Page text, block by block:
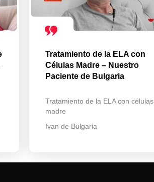
Tratamiento de la ELA con
Células Madre – Nuestro
Paciente de Bulgaria
Tratamiento de la ELA con células
madre
Ivan de Bulgaria